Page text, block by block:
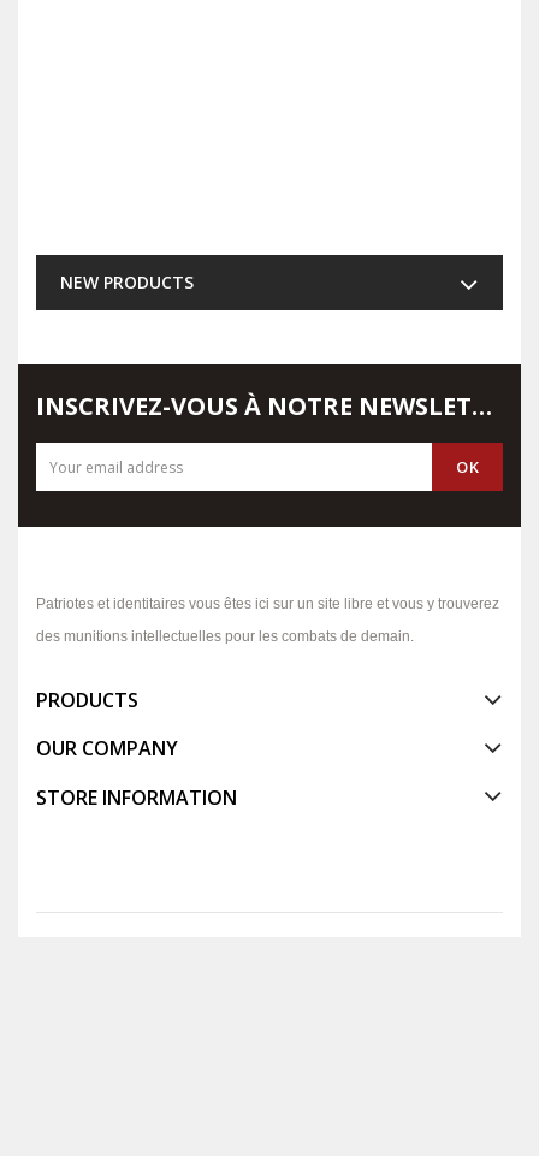
NEW PRODUCTS
INSCRIVEZ-VOUS À NOTRE NEWSLETTER
Patriotes et identitaires vous êtes ici sur un site libre et vous y trouverez
des munitions intellectuelles pour les combats de demain.
PRODUCTS
OUR COMPANY
STORE INFORMATION